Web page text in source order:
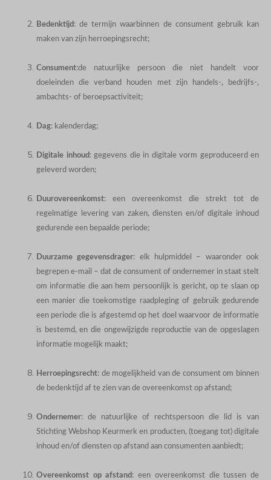
Bedenktijd : de termijn waarbinnen de consument gebruik kan
maken van zijn herroepingsrecht;
Consument:de natuurlijke persoon die niet handelt voor
doeleinden die verband houden met zijn handels-, bedrijfs-,
ambachts- of beroepsactiviteit;
Dag: kalenderdag;
Digitale inhoud : gegevens die in digitale vorm geproduceerd en
geleverd worden;
Duurovereenkomst: een overeenkomst die strekt tot de
regelmatige levering van zaken, diensten en/of digitale inhoud
gedurende een bepaalde periode;
Duurzame gegevensdrager: elk hulpmiddel – waaronder ook
begrepen e-mail – dat de consument of ondernemer in staat stelt
om informatie die aan hem persoonlijk is gericht, op te slaan op
een manier die toekomstige raadpleging of gebruik gedurende
een periode die is afgestemd op het doel waarvoor de informatie
is bestemd, en die ongewijzigde reproductie van de opgeslagen
informatie mogelijk maakt;
Herroepingsrecht: de mogelijkheid van de consument om binnen
de bedenktijd af te zien van de overeenkomst op afstand;
Ondernemer: de natuurlijke of rechtspersoon die lid is van
Stichting Webshop Keurmerk en producten, (toegang tot) digitale
inhoud en/of diensten op afstand aan consumenten aanbiedt;
Overeenkomst op afstand : een overeenkomst die tussen de